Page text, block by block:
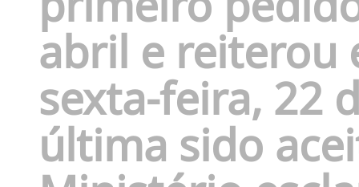
abril e reiterou
sexta-feira, 22
última sido